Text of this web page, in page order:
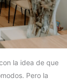
la idea de que
Pero la